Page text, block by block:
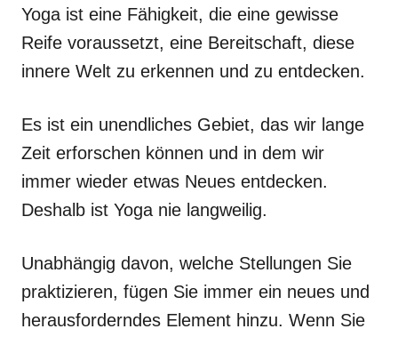
Yoga ist eine Fähigkeit, die eine gewisse
Reife voraussetzt, eine Bereitschaft, diese
innere Welt zu erkennen und zu entdecken.
Es ist ein unendliches Gebiet, das wir lange
Zeit erforschen können und in dem wir
immer wieder etwas Neues entdecken.
Deshalb ist Yoga nie langweilig.
Unabhängig davon, welche Stellungen Sie
praktizieren, fügen Sie immer ein neues und
herausforderndes Element hinzu. Wenn Sie